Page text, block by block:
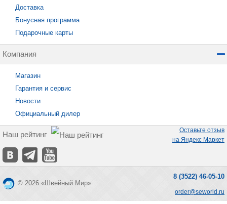
Доставка
Бонусная программа
Подарочные карты
Компания
Магазин
Гарантия и сервис
Новости
Официальный дилер
Наш рейтинг
Оставьте отзыв
на Яндекс Маркет
© 2026 «Швейный Мир»
8 (3522) 46-05-10
order@seworld.ru